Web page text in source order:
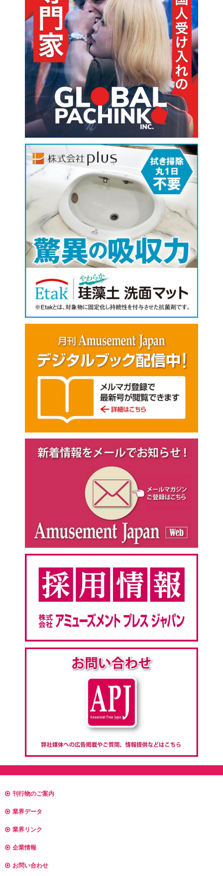
刊行物のご案内
業界データ
業界リンク
企業情報
お問い合わせ